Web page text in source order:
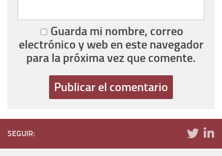
Guarda mi nombre, correo
electrónico y web en este navegador
para la próxima vez que comente.
SEGUIR: